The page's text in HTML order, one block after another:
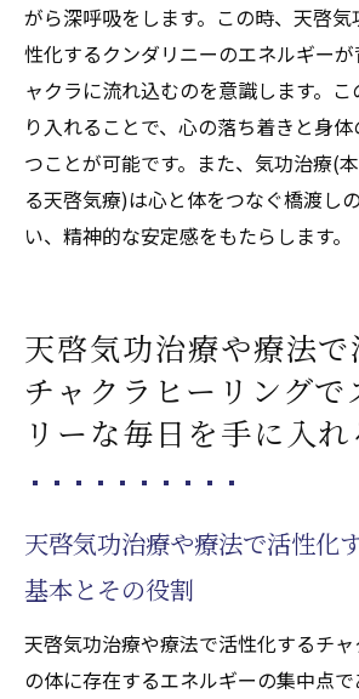
チャクラを整え心身を寛解へと
物の気功師にも優る天啓気療)
チ
気功治療(本物の気功師にも
よるチャクラの状態を診断
天啓気功治療や療法で活性
を整えるためのステップバ
心身の寛解を目指す気功治
にも優る天啓気療)のテクニ
気功治療(本物の気功師に
チャクラの乱れを整える実
寛解をサポートするための
心身の健康を維持するため
や療法で活性化するチャク
がら深呼吸をします。この時、天啓
性化するクンダリニーのエネルギー
ャクラに流れ込むのを意識します。
り入れることで、心の落ち着きと身
つことが可能です。また、気功治療(
る天啓気療)は心と体をつなぐ橋渡し
い、精神的な安定感をもたらします。
天啓気功治療や療法で
チャクラヒーリングで
リーな毎日を手に入
天啓気功治療や療法で活性化
基本とその役割
天啓気功治療や療法で活性化するチ
の体に存在するエネルギーの集中点